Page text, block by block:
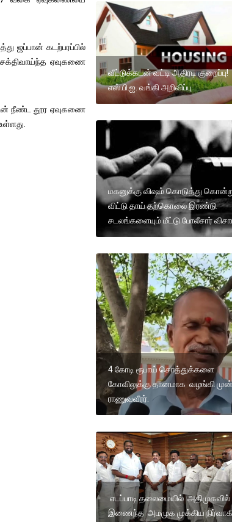
ஜப்பான் கடற்பரப்பில்
சக்திவாய்ந்த ஏவுகணை
நீண்ட தூர ஏவுகணை
வீட்டுக்கடன் வட்டி அதிரடி குறைப்பு!
எஸ்.பி.ஐ. வங்கி அறிவிப்பு
மகனுக்கு விஷம் கொடுத்து
விட்டு தாய் தற்கொலை இரண்டு
சடலங்களையும் மீட்டு போலீசார்
4 கோடி ரூபாய் சொத்துக்களை
கோவிலுக்கு தானமாக வழங்கி
ராணுவவீரர்.
எடப்பாடி தலைமையில் அதிமுகவில்
இணைந்த அமமுக முக்கிய